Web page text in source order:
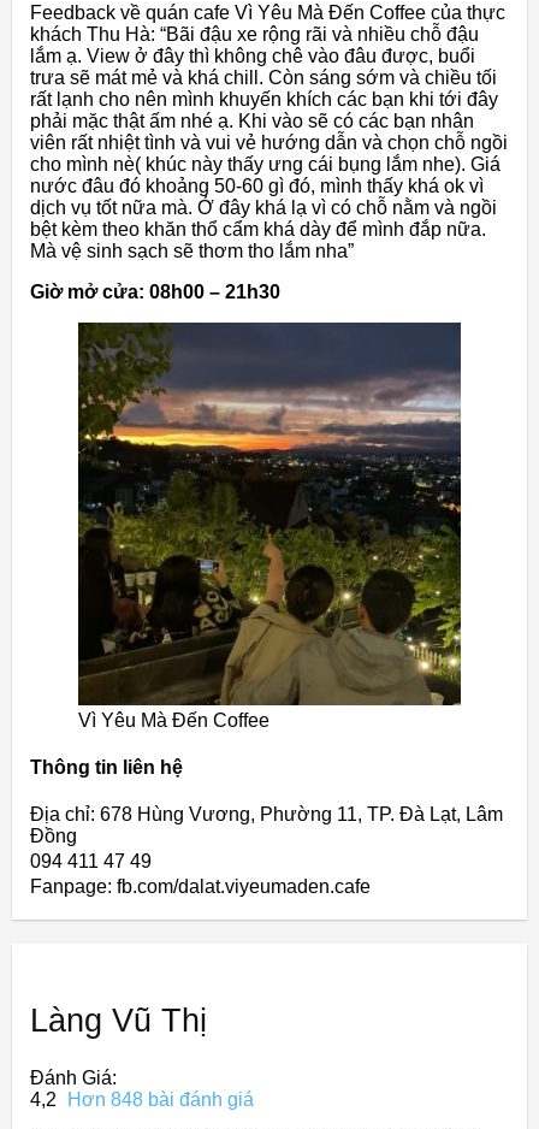
Feedback về quán cafe Vì Yêu Mà Đến Coffee của thực
khách Thu Hà: “Bãi đậu xe rộng rãi và nhiều chỗ đậu
lắm ạ. View ở đây thì không chê vào đâu được, buổi
trưa sẽ mát mẻ và khá chill. Còn sáng sớm và chiều tối
rất lạnh cho nên mình khuyến khích các bạn khi tới đây
phải mặc thật ấm nhé ạ. Khi vào sẽ có các bạn nhân
viên rất nhiệt tình và vui vẻ hướng dẫn và chọn chỗ ngồi
cho mình nè( khúc này thấy ưng cái bụng lắm nhe). Giá
nước đâu đó khoảng 50-60 gì đó, mình thấy khá ok vì
dịch vụ tốt nữa mà. Ở đây khá lạ vì có chỗ nằm và ngồi
bệt kèm theo khăn thổ cẩm khá dày để mình đắp nữa.
Mà vệ sinh sạch sẽ thơm tho lắm nha”
Giờ mở cửa: 08h00 – 21h30
Vì Yêu Mà Đến Coffee
Thông tin liên hệ
Địa chỉ: 678 Hùng Vương, Phường 11, TP. Đà Lạt, Lâm
Đồng
094 411 47 49
Fanpage: fb.com/dalat.viyeumaden.cafe
Làng Vũ Thị
Đánh Giá:
4,2
Hơn 848 bài đánh giá